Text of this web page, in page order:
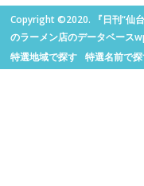
Copyright ©2020. 『日刊“仙
のラーメン店のデータベース
特選地域で探す
特選名前で